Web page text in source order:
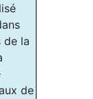
de la
de